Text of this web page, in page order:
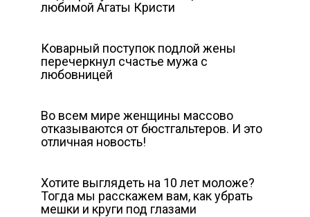
любимой Агаты Кристи
Коварный поступок подлой жены
перечеркнул счастье мужа с
любовницей
Во всем мире женщины массово
отказываются от бюcтгальтеров. И это
отличная новость!
Хотите выглядеть на 10 лет моложе?
Тогда мы расскажем вам, как убрать
мешки и круги под глазами